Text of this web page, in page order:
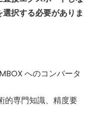
択する必要がありま
へのコンバータ
的専門知識、精度要